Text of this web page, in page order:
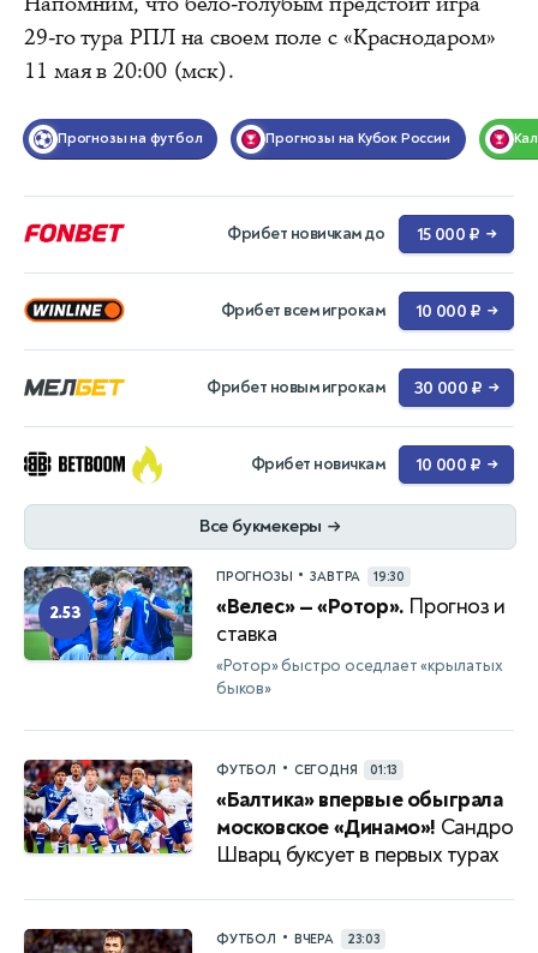
29-го тура РПЛ на своем поле с «Краснодаром»
11 мая в 20:00 (мск).
Прогнозы на футбол Прогнозы на Кубок России
Фрибет новичкам до 15 000 ₽ →
Фрибет всем игрокам 10 000 ₽ →
Фрибет новым игрокам 30 000 ₽ →
Фрибет новичкам 10 000 ₽ →
Все букмекеры →
2.53
ПРОГНОЗЫ • ЗАВТРА 19:30
«Велес» — «Ротор». Прогноз и
ставка
«Ротор» быстро оседлает «крылатых
быков»
ФУТБОЛ • СЕГОДНЯ 01:13
«Балтика» впервые обыграла
московское «Динамо»! Сандро
Шварц буксует в первых турах
ФУТБОЛ • ВЧЕРА 23:03